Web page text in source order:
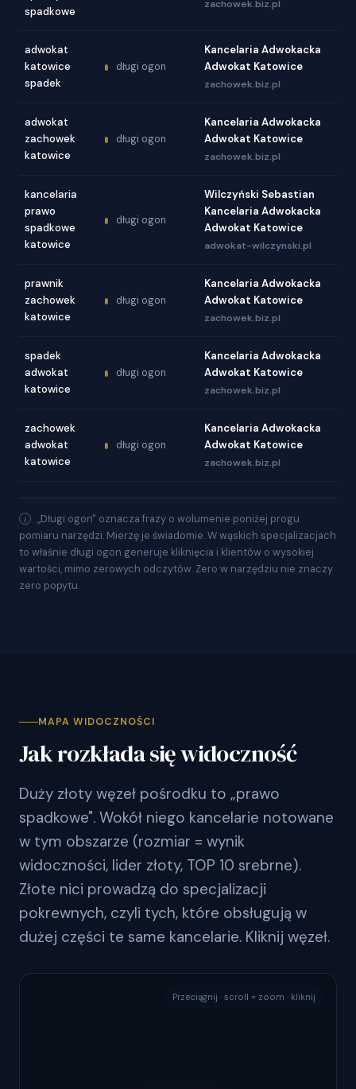
spadkowe
zachowek.biz.pl
adwokat
katowice
spadek
długi ogon
Kancelaria Adwokacka
Adwokat Katowice
zachowek.biz.pl
adwokat
zachowek
katowice
długi ogon
Kancelaria Adwokacka
Adwokat Katowice
zachowek.biz.pl
kancelaria
prawo
spadkowe
katowice
długi ogon
Wilczyński Sebastian
Kancelaria Adwokacka
Adwokat Katowice
adwokat-wilczynski.pl
prawnik
zachowek
katowice
długi ogon
Kancelaria Adwokacka
Adwokat Katowice
zachowek.biz.pl
spadek
adwokat
katowice
długi ogon
Kancelaria Adwokacka
Adwokat Katowice
zachowek.biz.pl
zachowek
adwokat
katowice
długi ogon
Kancelaria Adwokacka
Adwokat Katowice
zachowek.biz.pl
„Długi ogon" oznacza frazy o wolumenie poniżej progu
pomiaru narzędzi. Mierzę je świadomie. W wąskich specjalizacjach
to właśnie długi ogon generuje kliknięcia i klientów o wysokiej
wartości, mimo zerowych odczytów. Zero w narzędziu nie znaczy
zero popytu.
MAPA WIDOCZNOŚCI
Jak rozkłada się widoczność
Duży złoty węzeł pośrodku to „prawo
spadkowe". Wokół niego kancelarie notowane
w tym obszarze (rozmiar = wynik
widoczności, lider złoty, TOP 10 srebrne).
Złote nici prowadzą do specjalizacji
pokrewnych, czyli tych, które obsługują w
dużej części te same kancelarie. Kliknij węzeł.
Przeciągnij · scroll = zoom · kliknij